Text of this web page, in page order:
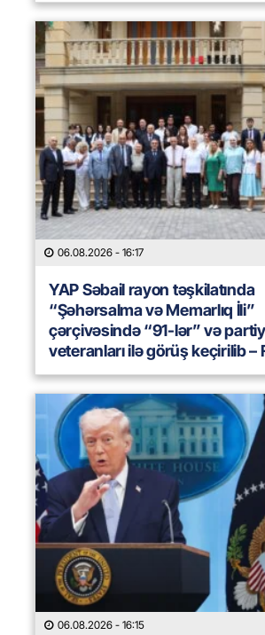
06.08.2026 - 16:17
YAP Səbail rayon təşkilatında
“Şəhərsalma və Memarlıq İli”
çərçivəsində “91-lər” və
veteranları ilə görüş keçirilib –
06.08.2026 - 16:15